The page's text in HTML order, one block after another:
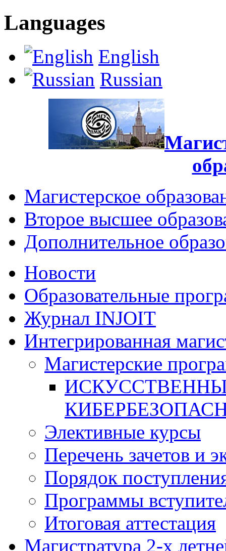
Languages
English
Russian
Магистерское
Второе высшее
Дополнительное
Новости
Образовательные
Журнал INJOIT
Интегрированная
Магистерские
Элективные курсы
Перечень зачетов и
Порядок
Программы
Итоговая аттестация
Магистратура 2-х